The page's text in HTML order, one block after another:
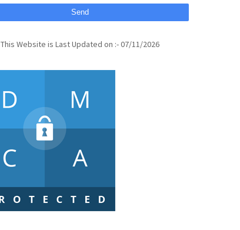
This Website is Last Updated on :- 07/11/2026